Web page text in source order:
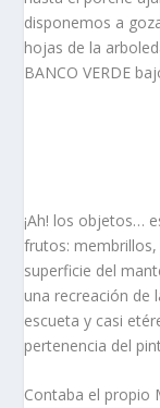
disponemos a
hojas de la
BANCO VERDE
¡Ah! los objetos…
frutos:
superficie del
una recreación de
escueta y casi
pertenencia del
Contaba el propio